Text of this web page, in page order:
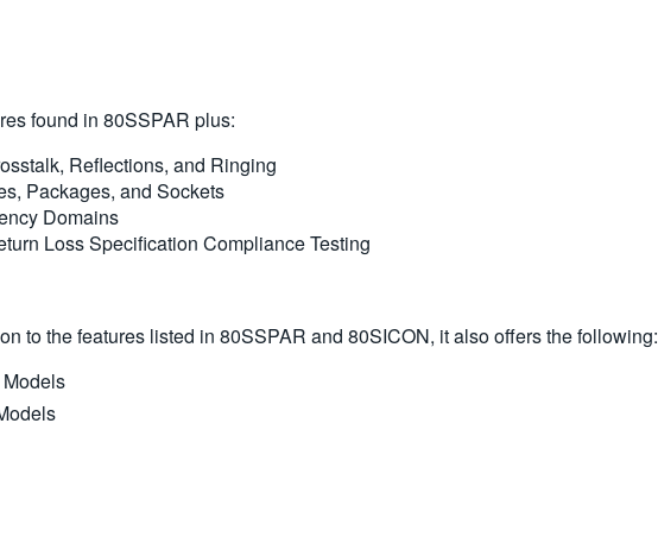
found in 80SSPAR plus:
Reflections, and Ringing
Packages, and Sockets
Domains
Loss Specification Compliance Testing
to the features listed in 80SSPAR and 80SICON, it also offers the following: